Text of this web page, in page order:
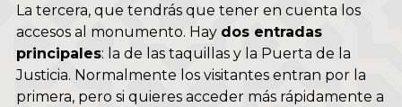
La tercera, que tendrás que tener en cuenta los
accesos al monumento. Hay dos entradas
principales: la de las taquillas y la Puerta de la
Justicia. Normalmente los visitantes entran por la
primera, pero si quieres acceder más rápidamente a